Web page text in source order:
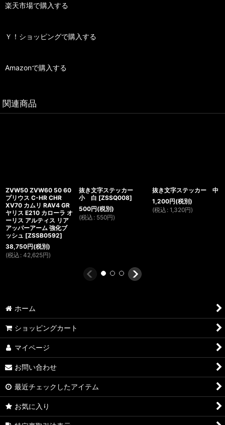
楽天市場で購入する
Ｙ！ショッピングで購入する
Amazonで購入する
関連商品
ZVW50 ZVW60 50 60
プリウス C-HR CHR
XV70 カムリ RAV4 GR
ヤリス E210 カローラ オ
ーリス アルティス リア
アッパーアーム 強化ブ
ッシュ [ZSSB0592]
38,750円(税別)
(税込 : 42,625円)
抜き文字ステッカー
小 白 [ZSSQ008]
500円(税別)
(税込 : 550円)
抜き文字ステッカー 中
1,200円(税別)
(税込 : 1,320円)
ホーム
ショッピングカート
マイページ
お問い合わせ
最近チェックしたアイテム
お気に入り